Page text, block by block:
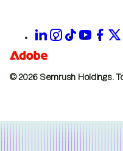
© 2026 Semrush Holdings.